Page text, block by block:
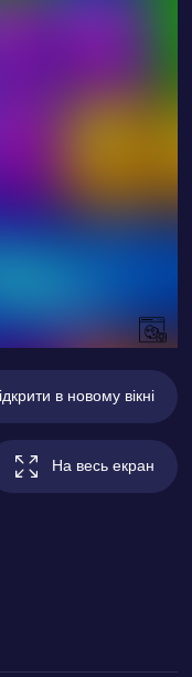
в новому вікні
На весь екран